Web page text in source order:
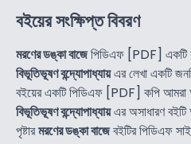
বইয়ের সংক্ষিপ্ত বিবরণ
মরণের ডঙ্কা বাজেপিডিএফ [PDF] একটি
বিভূতিভূষণ বন্দ্যোপাধ্যায়এর লেখা একটি
বইয়ের একটি পিডিএফ [PDF] কপি আমরা
বিভূতিভূষণ বন্দ্যোপাধ্যায়এর অসাধারণ বইটি
পৃষ্টারমরণের ডঙ্কা বাজেবইটির পিডিএফ